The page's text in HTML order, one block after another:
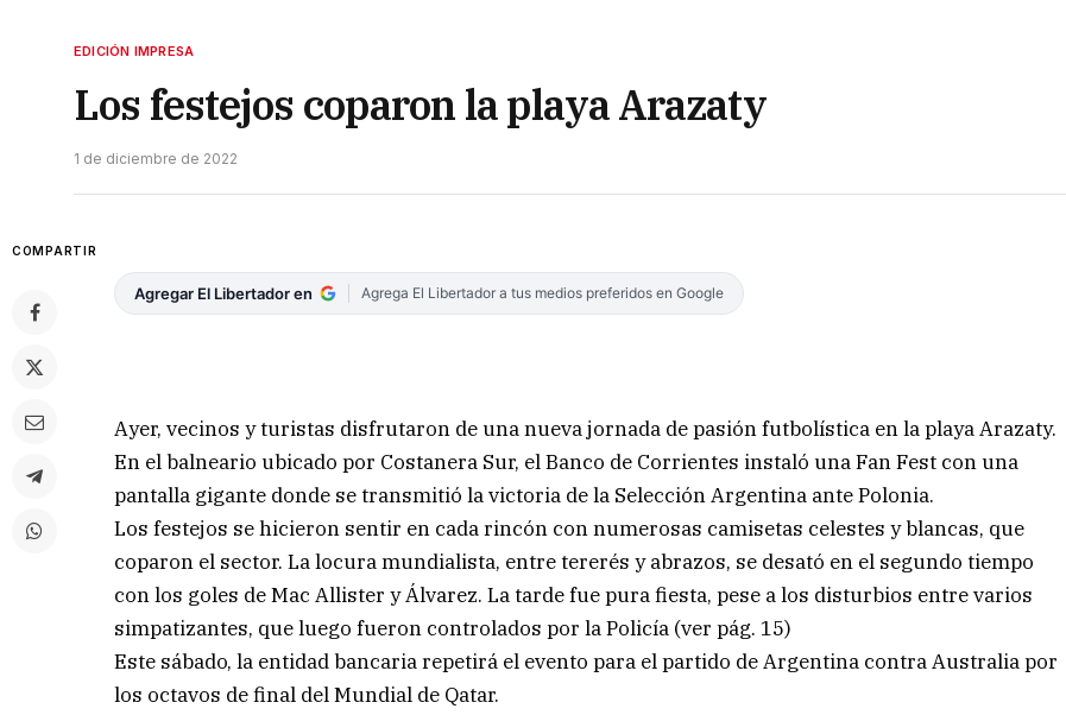
EDICIÓN IMPRESA
Los festejos coparon la playa Arazaty
1 de diciembre de 2022
COMPARTIR
Agregar El Libertador en Agrega El Libertador a tus medios preferidos en Google
Ayer, vecinos y turistas disfrutaron de una nueva jornada de pasión futbolística en la playa Arazaty.
En el balneario ubicado por Costanera Sur, el Banco de Corrientes instaló una Fan Fest con una
pantalla gigante donde se transmitió la victoria de la Selección Argentina ante Polonia.
Los festejos se hicieron sentir en cada rincón con numerosas camisetas celestes y blancas, que
coparon el sector. La locura mundialista, entre tererés y abrazos, se desató en el segundo tiempo
con los goles de Mac Allister y Álvarez. La tarde fue pura fiesta, pese a los disturbios entre varios
simpatizantes, que luego fueron controlados por la Policía (ver pág. 15)
Este sábado, la entidad bancaria repetirá el evento para el partido de Argentina contra Australia por
los octavos de final del Mundial de Qatar.